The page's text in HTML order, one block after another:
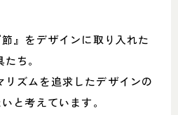
』をデザインに取り入れた
ち。
リズムを追求したデザインの
と考えています。